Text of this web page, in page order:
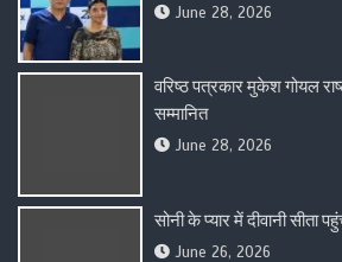
June 28, 2026
वरिष्ठ पत्रकार मुकेश गोयल
सम्मानित
June 28, 2026
सोनी के प्यार में दीवानी सीता
June 26, 2026